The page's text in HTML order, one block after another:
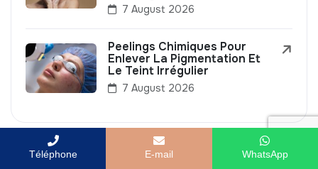
7 August 2026
Peelings Chimiques Pour
Enlever La Pigmentation Et
Le Teint Irrégulier
7 August 2026
Popular Posts
Téléphone E-mail WhatsApp